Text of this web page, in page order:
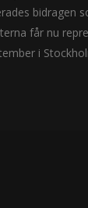
bidragen
får nu
i